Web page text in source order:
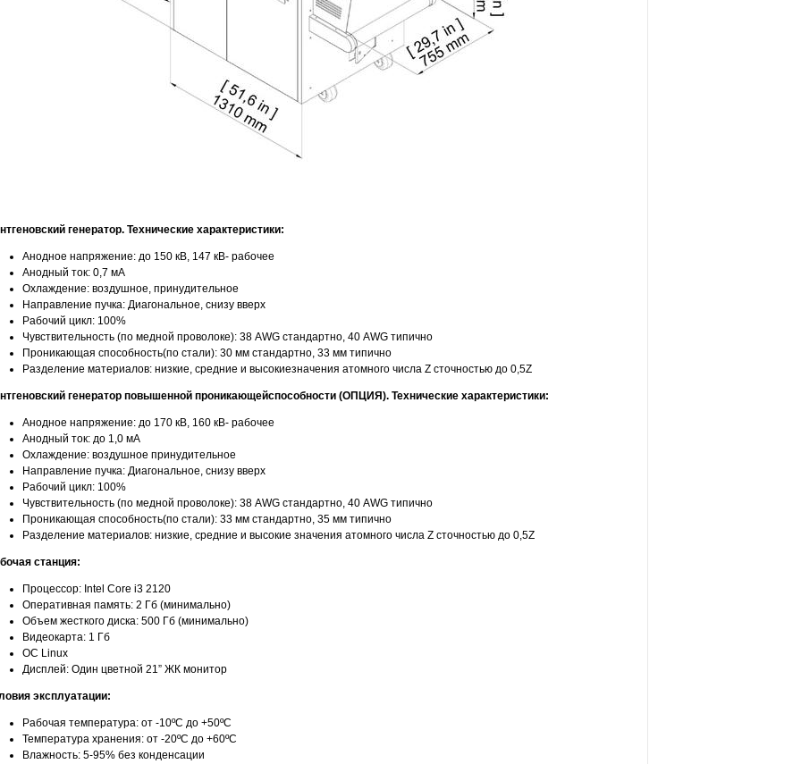
генератор. Технические характеристики:
Анодное напряжение: до 150 кВ, 147 кВ- рабочее
Анодный ток: 0,7 мА
Охлаждение: воздушное, принудительное
Направление пучка: Диагональное, снизу вверх
Рабочий цикл: 100%
Чувствительность (по медной проволоке): 38 AWG стандартно, 40 AWG типично
Проникающая способность(по стали): 30 мм стандартно, 33 мм типично
Разделение материалов: низкие, средние и высокиезначения атомного числа Z сточностью до 0,5Z
генератор повышенной проникающейспособности (ОПЦИЯ). Технические характеристики:
Анодное напряжение: до 170 кВ, 160 кВ- рабочее
Анодный ток: до 1,0 мА
Охлаждение: воздушное принудительное
Направление пучка: Диагональное, снизу вверх
Рабочий цикл: 100%
Чувствительность (по медной проволоке): 38 AWG стандартно, 40 AWG типично
Проникающая способность(по стали): 33 мм стандартно, 35 мм типично
Разделение материалов: низкие, средние и высокие значения атомного числа Z сточностью до 0,5Z
станция:
Процессор: Intel Core i3 2120
Оперативная память: 2 Гб (минимально)
Объем жесткого диска: 500 Гб (минимально)
Видеокарта: 1 Гб
ОС Linux
Дисплей: Один цветной 21” ЖК монитор
эксплуатации:
Рабочая температура: от -10ºС до +50ºС
Температура хранения: от -20ºС до +60ºС
Влажность: 5-95% без конденсации